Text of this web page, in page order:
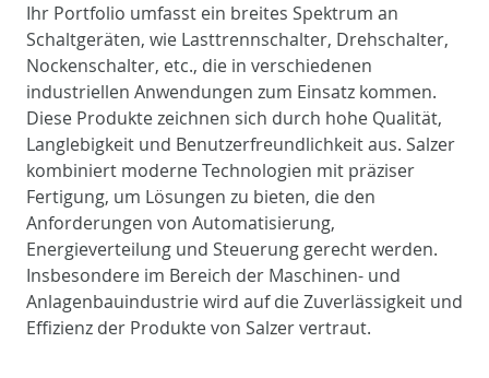
Ihr Portfolio umfasst ein breites Spektrum an
Schaltgeräten, wie Lasttrennschalter, Drehschalter,
Nockenschalter, etc., die in verschiedenen
industriellen Anwendungen zum Einsatz kommen.
Diese Produkte zeichnen sich durch hohe Qualität,
Langlebigkeit und Benutzerfreundlichkeit aus. Salzer
kombiniert moderne Technologien mit präziser
Fertigung, um Lösungen zu bieten, die den
Anforderungen von Automatisierung,
Energieverteilung und Steuerung gerecht werden.
Insbesondere im Bereich der Maschinen- und
Anlagenbauindustrie wird auf die Zuverlässigkeit und
Effizienz der Produkte von Salzer vertraut.